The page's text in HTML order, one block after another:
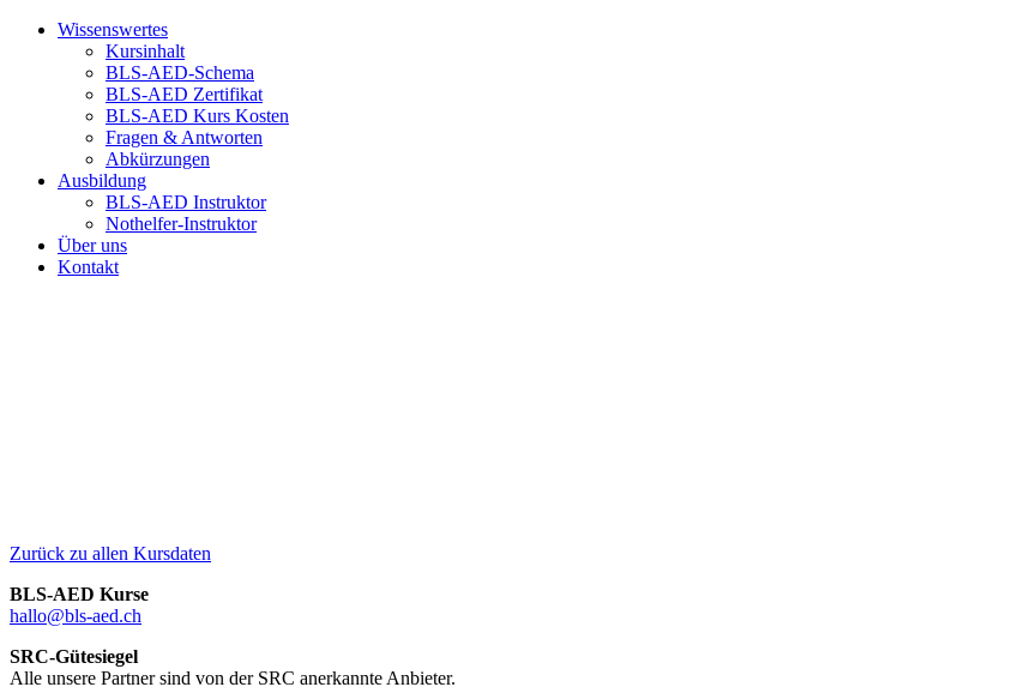
Wissenswertes
Kursinhalt
BLS-AED-Schema
BLS-AED Zertifikat
BLS-AED Kurs Kosten
Fragen & Antworten
Abkürzungen
Ausbildung
BLS-AED Instruktor
Nothelfer-Instruktor
Über uns
Kontakt
Zurück zu allen Kursdaten
BLS-AED Kurse
hallo@bls-aed.ch
SRC-Gütesiegel
Alle unsere Partner sind von der SRC anerkannte Anbieter.